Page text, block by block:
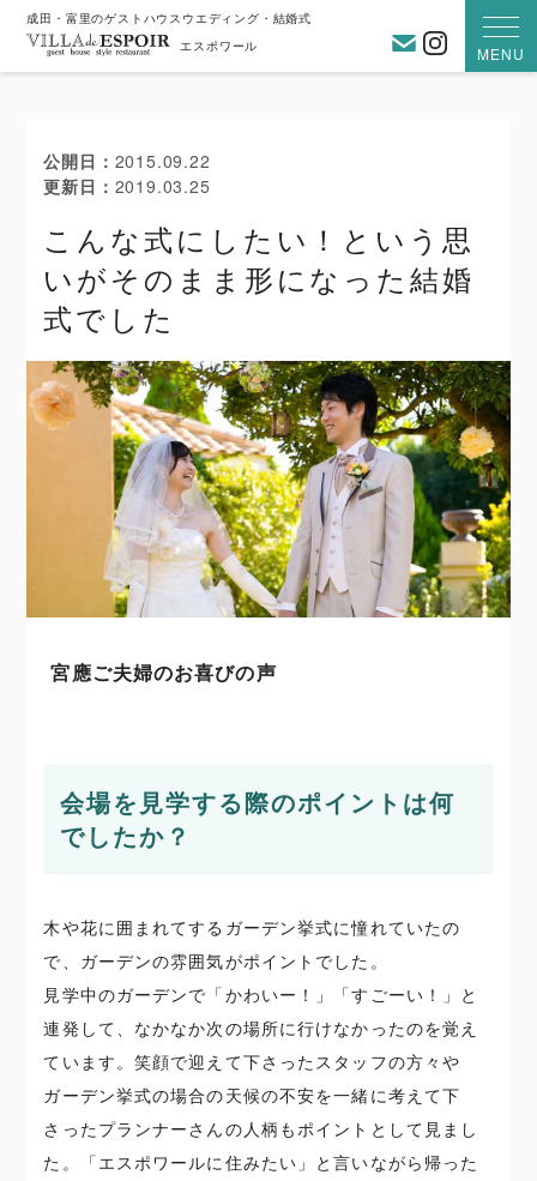
成田・富里のゲストハウスウエディング・結婚式
エスポワール
MENU
お問い合わ
公開日
2015.09.22
更新日
2019.03.25
こんな式にしたい！という思
いがそのまま形になった結婚
式でした
宮應ご夫婦のお喜びの声
会場を見学する際のポイントは何
でしたか？
木や花に囲まれてするガーデン挙式に憧れていたの
で、ガーデンの雰囲気がポイントでした。
見学中のガーデンで「かわいー！」「すごーい！」と
連発して、なかなか次の場所に行けなかったのを覚え
ています。笑顔で迎えて下さったスタッフの方々や
ガーデン挙式の場合の天候の不安を一緒に考えて下
さったプランナーさんの人柄もポイントとして見まし
た。「エスポワールに住みたい」と言いながら帰った